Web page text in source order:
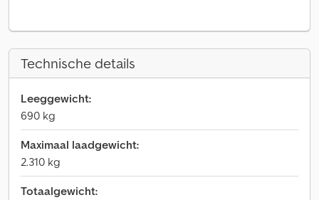
Technische details
Leeggewicht:
690 kg
Maximaal laadgewicht:
2.310 kg
Totaalgewicht: